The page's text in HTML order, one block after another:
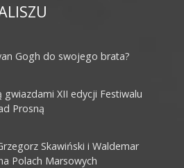
Gogh do swojego brata?
gwiazdami XII edycji Festiwalu
Prosną
Skawiński i Waldemar
Polach Marsowych